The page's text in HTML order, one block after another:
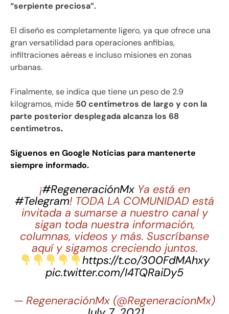
“serpiente preciosa”.
El diseño es completamente ligero, ya que ofrece una
gran versatilidad para operaciones anfibias,
infiltraciones aéreas e incluso misiones en zonas
urbanas.
Finalmente, se indica que tiene un peso de 2.9
kilogramos, mide 50 centímetros de largo y con la
parte posterior desplegada alcanza los 68
centímetros.
Síguenos en Google Noticias para mantenerte
siempre informado.
¡#RegeneraciónMxYa está en
#Telegram! TODA LA COMUNIDAD está
invitada a sumarse a nuestro canal y
sigan toda nuestra información,
columnas, videos y más. Suscríbanse
aquí y sigamos creciendo juntos.
https://t.co/300FdMAhxy
pic.twitter.com/I4TQRaiDy5
— RegeneraciónMx (@RegeneracionMx)